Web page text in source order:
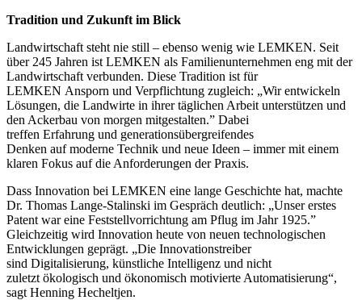
Tradition und Zukunft im Blick
Landwirtschaft steht nie still – ebenso wenig wie LEMKEN. Seit
über 245 Jahren ist LEMKEN als Familienunternehmen eng mit der
Landwirtschaft verbunden. Diese Tradition ist für
LEMKEN Ansporn und Verpflichtung zugleich: „Wir entwickeln
Lösungen, die Landwirte in ihrer täglichen Arbeit unterstützen und
den Ackerbau von morgen mitgestalten.” Dabei
treffen Erfahrung und generationsübergreifendes
Denken auf moderne Technik und neue Ideen – immer mit einem
klaren Fokus auf die Anforderungen der Praxis.
Dass Innovation bei LEMKEN eine lange Geschichte hat, machte
Dr. Thomas Lange-Stalinski im Gespräch deutlich: „Unser erstes
Patent war eine Feststellvorrichtung am Pflug im Jahr 1925.”
Gleichzeitig wird Innovation heute von neuen technologischen
Entwicklungen geprägt. „Die Innovationstreiber
sind Digitalisierung, künstliche Intelligenz und nicht
zuletzt ökologisch und ökonomisch motivierte Automatisierung“,
sagt Henning Hecheltjen.